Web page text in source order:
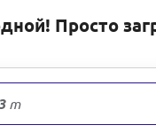
Просто
товаров